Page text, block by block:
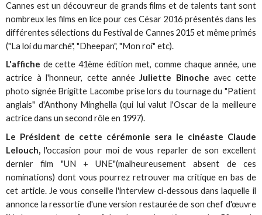
Cannes est un découvreur de grands films et de talents tant sont
nombreux les films en lice pour ces César 2016 présentés dans les
différentes sélections du Festival de Cannes 2015 et même primés
("La loi du marché", "Dheepan", "Mon roi" etc).
L'affiche de cette 41ème édition met, comme chaque année, une
actrice à l'honneur, cette annéeJuliette Binoche avec cette
photo signée Brigitte Lacombe prise lors du tournage du "Patient
anglais" d'Anthony Minghella (qui lui valut l'Oscar de la meilleure
actrice dans un second rôle en 1997).
Le Président de cette cérémonie sera le cinéaste Claude
Lelouch, l'occasion pour moi de vous reparler de son excellent
dernier film "UN + UNE"(malheureusement absent de ces
nominations) dont vous pourrez retrouver ma critique en bas de
cet article. Je vous conseille l'interview ci-dessous dans laquelle il
annonce la ressortie d'une version restaurée de son chef d'œuvre